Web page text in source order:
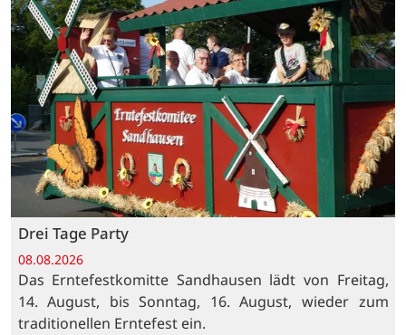
Drei Tage Party
08.08.2026
Das Erntefestkomitte Sandhausen lädt von Freitag,
14. August, bis Sonntag, 16. August, wieder zum
traditionellen Erntefest ein.